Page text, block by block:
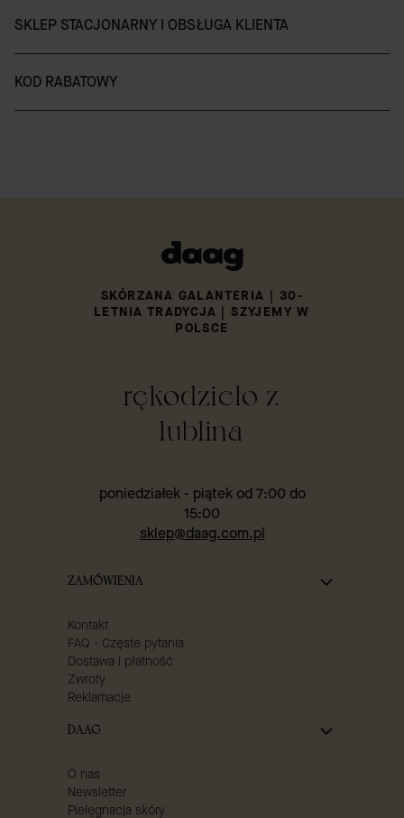
SKLEP STACJONARNY I OBSŁUGA KLIENTA
KOD RABATOWY
SKÓRZANA GALANTERIA | 30-
LETNIA TRADYCJA | SZYJEMY W
POLSCE
rękodzieło z
lublina
poniedziałek - piątek od 7:00 do
15:00
sklep@daag.com.pl
Linki w stopce
ZAMÓWIENIA
Kontakt
FAQ - Częste pytania
Dostawa i płatność
Zwroty
Reklamacje
DAAG
O nas
Newsletter
Pielęgnacja skóry